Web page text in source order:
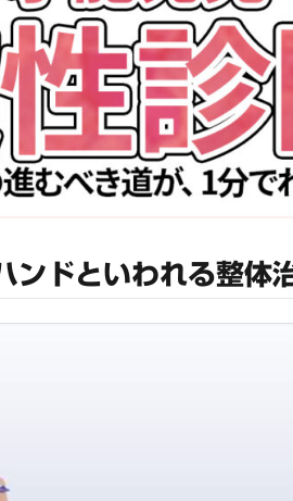
ンドといわれる整体